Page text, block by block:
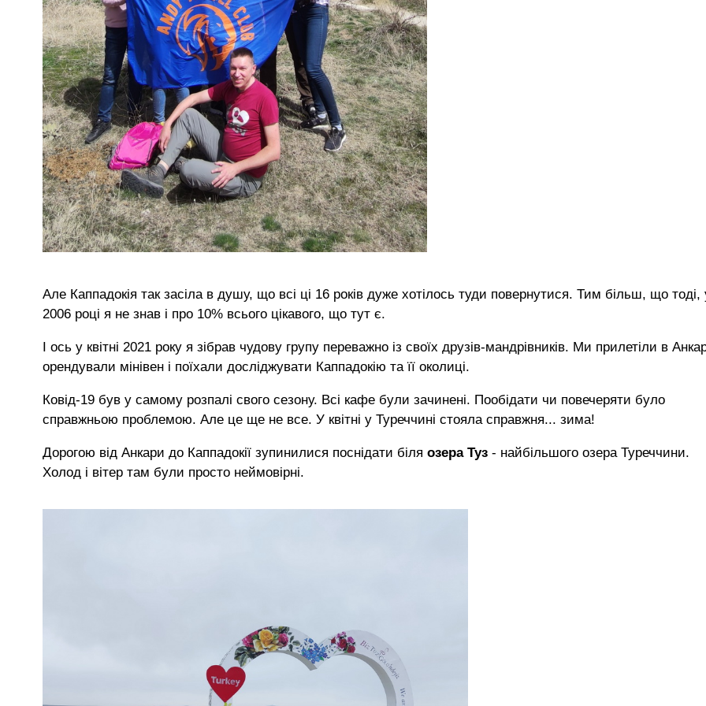
Але Каппадокія так засіла в душу, що всі ці 16 років дуже хотілось туди повернутися. Тим більш, що тоді,
2006 році я не знав і про 10% всього цікавого, що тут є.
І ось у квітні 2021 року я зібрав чудову групу переважно із своїх друзів-мандрівників. Ми прилетіли в
орендували мінівен і поїхали досліджувати Каппадокію та її околиці.
Ковід-19 був у самому розпалі свого сезону. Всі кафе були зачинені. Пообідати чи повечеряти було
справжньою проблемою. Але це ще не все. У квітні у Туреччині стояла справжня... зима!
Дорогою від Анкари до Каппадокії зупинилися поснідати біля озера Туз - найбільшого озера Туреччини.
Холод і вітер там були просто неймовірні.